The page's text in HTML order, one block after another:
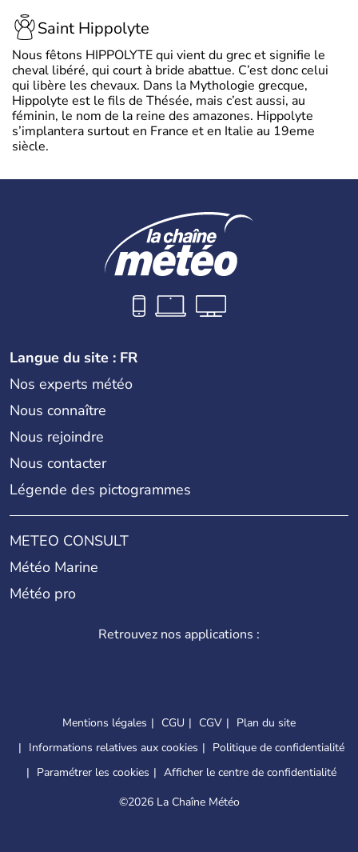
Saint Hippolyte
Nous fêtons HIPPOLYTE qui vient du grec et signifie le
cheval libéré, qui court à bride abattue. C’est donc celui
qui libère les chevaux. Dans la Mythologie grecque,
Hippolyte est le fils de Thésée, mais c’est aussi, au
féminin, le nom de la reine des amazones. Hippolyte
s’implantera surtout en France et en Italie au 19eme
siècle.
Langue du site : FR
Nos experts météo
Nous connaître
Nous rejoindre
Nous contacter
Légende des pictogrammes
METEO CONSULT
Météo Marine
Météo pro
Retrouvez nos applications :
Mentions légales CGU CGV
Plan du site
Informations relatives aux cookies
Politique de confidentialité
Paramétrer les cookies
Afficher le centre de confidentialité
©2026 La Chaîne Météo